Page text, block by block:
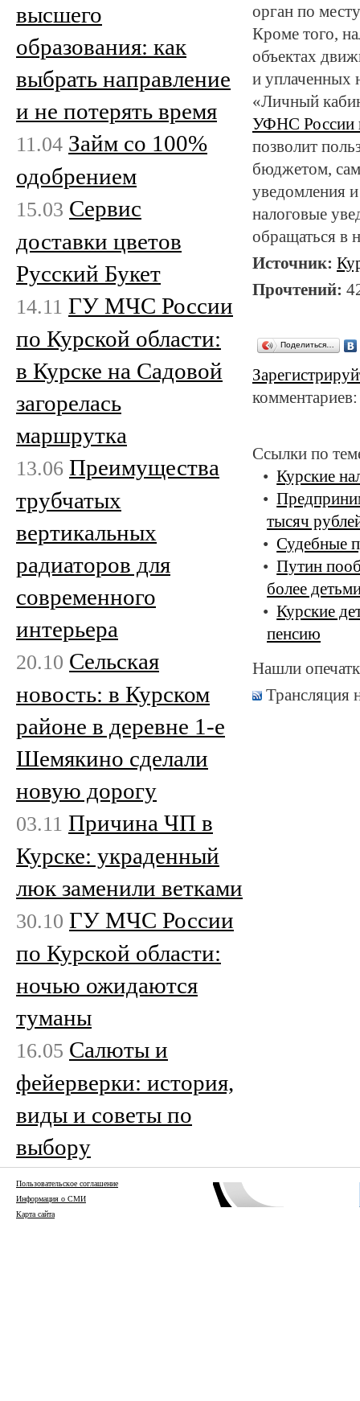
орган по
Кроме того,
объектах
и уплаченных
«Личный
УФНС России
позволит
бюджетом,
уведомления
налоговые
обращаться в
Источник:
Прочтений:
Поделиться…
Ссылки по
Курские
тысяч
Судебные
Путин
более
Курские
пенсию
Нашли
Трансляция
высшего
образования: как
выбрать направление
и не потерять время
11.04 Займ со 100%
одобрением
15.03 Сервис
доставки цветов
Русский Букет
14.11 ГУ МЧС России
по Курской области:
в Курске на Садовой
загорелась
маршрутка
13.06 Преимущества
трубчатых
вертикальных
радиаторов для
современного
интерьера
20.10 Сельская
новость: в Курском
районе в деревне 1-е
Шемякино сделали
новую дорогу
03.11 Причина ЧП в
Курске: украденный
люк заменили ветками
30.10 ГУ МЧС России
по Курской области:
ночью ожидаются
туманы
16.05 Салюты и
фейерверки: история,
виды и советы по
выбору
Пользовательское соглашение
Информация о СМИ
Карта сайта